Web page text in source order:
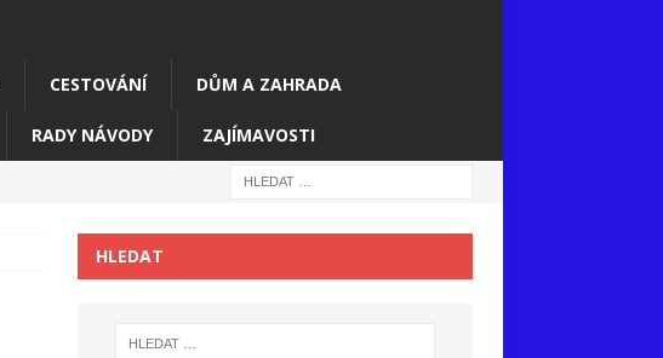
CESTOVÁNÍ DŮM A ZAHRADA
RADY NÁVODY ZAJÍMAVOSTI
HLEDAT